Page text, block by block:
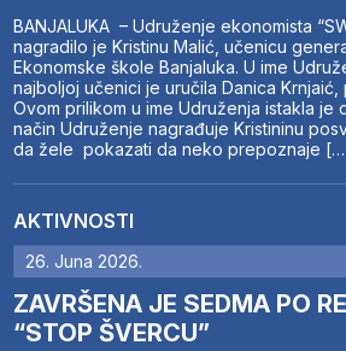
BANJALUKA – Udruženje ekonomista
nagradilo je Kristinu Malić, učenicu
Ekonomske škole Banjaluka. U ime
najboljoj učenici je uručila Danica
Ovom prilikom u ime Udruženja istakla je
način Udruženje nagrađuje Kristininu
da žele pokazati da neko prepoznaje
AKTIVNOSTI
26. Juna 2026.
ZAVRŠENA JE SEDMA PO
“STOP ŠVERCU”